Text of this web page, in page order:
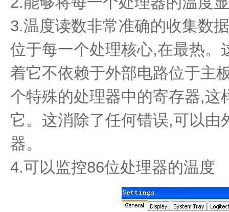
3.温度读数非常准确的收集数
位于每一个处理核心,在最热。
着它不依赖于外部电路位于主
个特殊的处理器中的寄存器,这
它。这消除了任何错误,可以由
器。
4.可以监控86位处理器的温度